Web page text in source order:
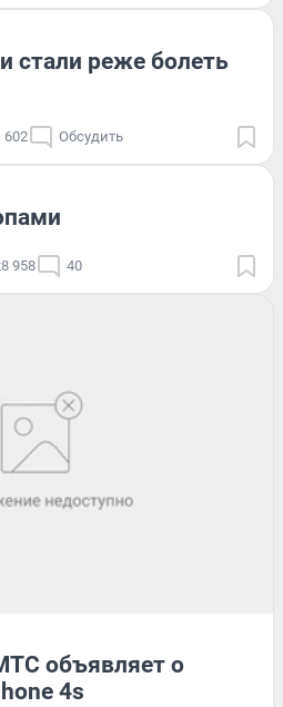
стали реже болеть
602 Обсудить
958 40
объявляет о
4s